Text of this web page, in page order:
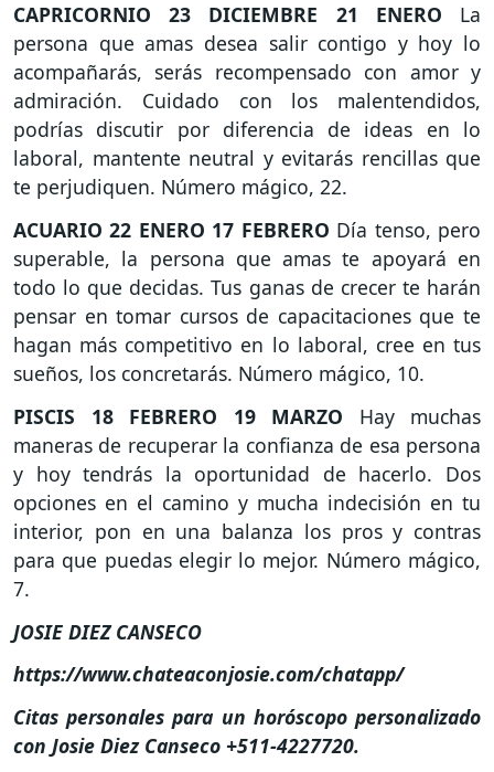
CAPRICORNIO
23 DICIEMBRE 21 ENERO La
persona que amas desea salir contigo y hoy lo
acompañarás, serás recompensado con amor y
admiración. Cuidado con los malentendidos,
podrías discutir por diferencia de ideas en lo
laboral, mantente neutral y evitarás rencillas que
te perjudiquen. Número mágico, 22.
ACUARIO 22 ENERO 17 FEBRERO Día tenso, pero
superable, la persona que amas te apoyará en
todo lo que decidas. Tus ganas de crecer te harán
pensar en tomar cursos de capacitaciones que te
hagan más competitivo en lo laboral, cree en tus
sueños, los concretarás. Número mágico, 10.
PISCIS
18 FEBRERO 19 MARZO Hay muchas
maneras de recuperar la confianza de esa persona
y hoy tendrás la oportunidad de hacerlo. Dos
opciones en el camino y mucha indecisión en tu
interior, pon en una balanza los pros y contras
para que puedas elegir lo mejor. Número mágico,
7.
JOSIE DIEZ CANSECO
https://www.chateaconjosie.com/chatapp/
Citas personales para un horóscopo personalizado
con Josie Diez Canseco +511-4227720.